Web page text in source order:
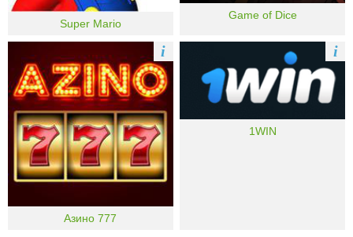
Super Mario
Game of Dice
Азино 777
i
1WIN
i